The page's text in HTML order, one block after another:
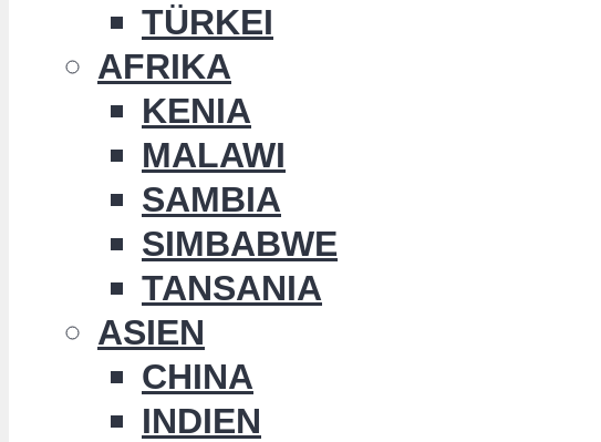
TÜRKEI
AFRIKA
KENIA
MALAWI
SAMBIA
SIMBABWE
TANSANIA
ASIEN
CHINA
INDIEN